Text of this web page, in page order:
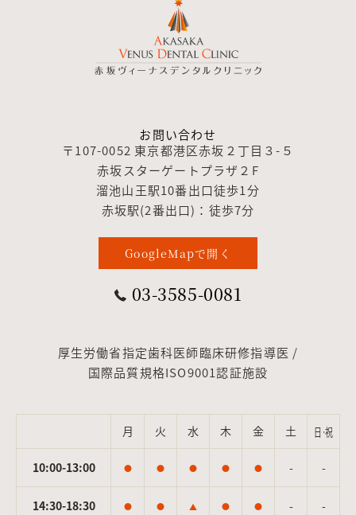
お問い合わせ
〒107-0052 東京都港区赤坂２丁目３-５
赤坂スターゲートプラザ２F
溜池山王駅10番出口徒歩1分
赤坂駅(2番出口)：徒歩7分
GoogleMapで開く
03-3585-0081
厚生労働省指定歯科医師臨床研修指導医 /
国際品質規格ISO9001認証施設
月 火 水 木 金 土 日·祝
10:00-13:00 ● ● ● ● ● - -
14:30-18:30 ● ● ▲ ● ● - -